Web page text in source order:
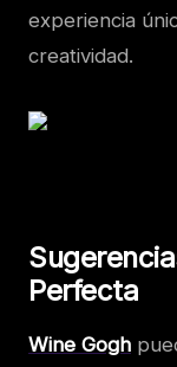
experiencia
creatividad.
Perfecta
Wine Gogh